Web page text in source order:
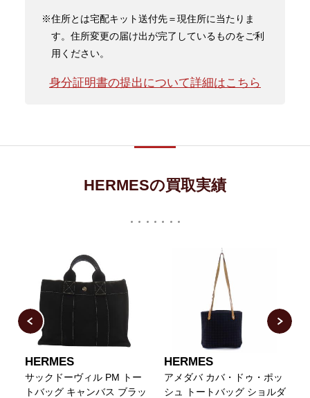
※住所とは宅配キット送付先＝現住所に当たりま
す。住所変更の届け出が完了しているものをご利
用ください。
身分証明書の提出について詳細はこちら
HERMESの買取実績
HERMES
サックドーヴィル PM トー
トバッグ キャンバス ブラッ
HERMES
アメダバ カバ・ドゥ・ポッ
シュ トートバッグ ショルダ